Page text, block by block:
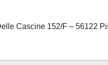
Cascine 152/f – 56122